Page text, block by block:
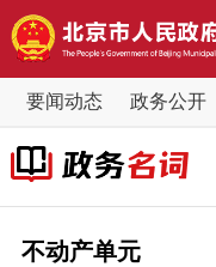
要闻动态 政务公开
要闻动态
党中央精神
不动产单元